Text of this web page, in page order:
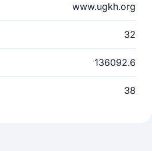
www.ugkh.org
32
136092.6
38